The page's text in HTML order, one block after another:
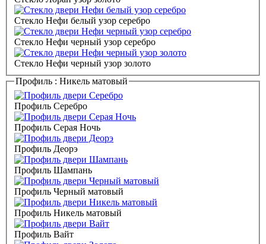
Стекло Нефи белый узор серебро
Стекло Нефи черный узор серебро
Стекло Нефи черный узор золото
Профиль : Никель матовый
Профиль Серебро
Профиль Серая Ночь
Профиль Деорэ
Профиль Шампань
Профиль Черный матовый
Профиль Никель матовый
Профиль Вайт